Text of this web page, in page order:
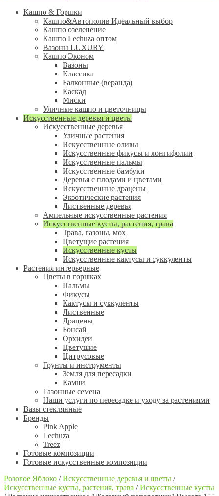
Кашпо & Горшки
Кашпо&Автополив Идеальный выбор
Кашпо озеленение
Кашпо Lechuza оптом
Вазоны LUXURY
Кашпо Эконом
Вазоны
Классика
Балконные (веранда)
Каскад
Миски
Уличные кашпо и цветочницы
Искусственные деревья и цветы
Искусственные деревья
Уличные растения
Искусственные оливы
Искусственные фикусы и лонгифолии
Искусственные пальмы
Искусственные бамбуки
Деревья с плодами и цветами
Искусственные драцены
Экзотические растения
Лиственные деревья
Ампельные искусственные растения
Искусственные кусты, растения, трава
Трава, газоны, мох
Цветущие растения
Искусственные кусты
Искусственные кактусы и суккуленты
Растения интерьерные
Цветы в горшках
Пальмы
Фикусы
Кактусы и суккуленты
Лиственные
Драцены
Бонсай
Орхидеи
Цветущие
Цитрусовые
Грунты и инструменты
Земля для пересадки
Камни
Газонные семена
Наши услуги по пересадке и уходу за растениями
Вазы стеклянные
Бренды
Pink Apple
Lechuza
Treez
Готовые композиции
Готовые искусственные композиции
Розовое Яблоко /Искусственные деревья и цветы /
Искусственные кусты, растения, трава /Искусственные кусты